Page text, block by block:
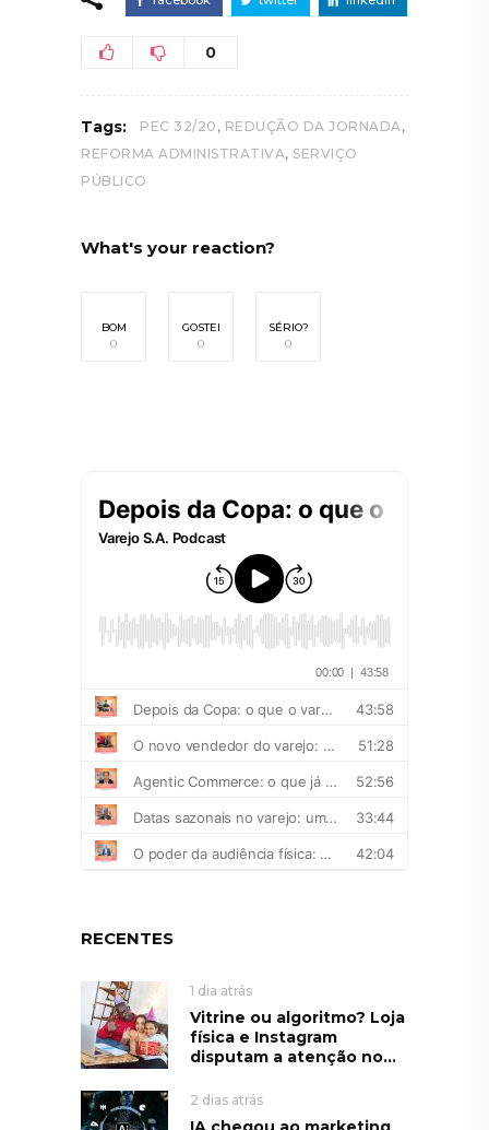
0
Tags: PEC 32/20 , REDUÇÃO DA JORNADA ,
REFORMA ADMINISTRATIVA, SERVIÇO
PÚBLICO
What's your reaction?
BOM
0
GOSTEI
0
SÉRIO?
0
RECENTES
1 dia atrás
Vitrine ou algoritmo? Loja
física e Instagram
disputam a atenção no...
2 dias atrás